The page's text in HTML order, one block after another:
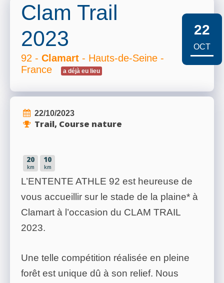
Clam Trail
2023
92 - Clamart - Hauts-de-Seine -
France
a déjà eu lieu
22
OCT
22/10/2023
Trail, Course nature
20
km
10
km
L’ENTENTE ATHLE 92 est heureuse de
vous accueillir sur le stade de la plaine* à
Clamart à l’occasion du CLAM TRAIL
2023.
Une telle compétition réalisée en pleine
forêt est unique dû à son relief. Nous